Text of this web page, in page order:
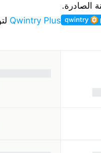
الصادرة.
Qwintry Plus